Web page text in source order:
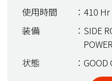
使用時間
：410 Hr
装備
：SIDE
状態
：